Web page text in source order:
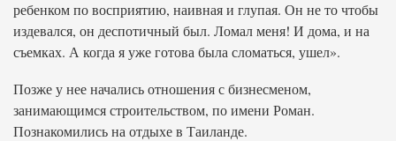
ребенком по восприятию, наивная и глупая. Он не то чтобы
издевался, он деспотичный был. Ломал меня! И дома, и на
съемках. А когда я уже готова была сломаться, ушел».
Позже у нее начались отношения с бизнесменом,
занимающимся строительством, по имени Роман.
Познакомились на отдыхе в Таиланде.